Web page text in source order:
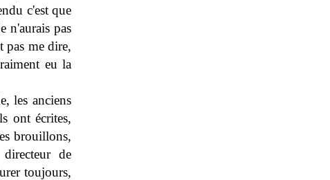
c'est que
n'aurais pas
pas me dire,
eu la
les anciens
ont écrites,
brouillons,
de
toujours,